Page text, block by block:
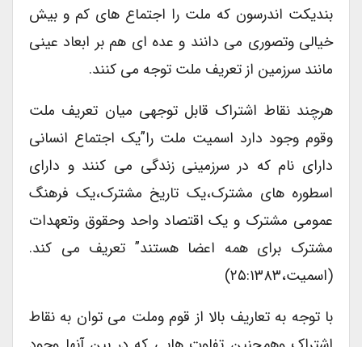
بندیکت اندرسون که ملت را اجتماع های کم و بیش
خیالی وتصوری می دانند و عده ای هم بر ابعاد عینی
مانند سرزمین از تعریف ملت توجه می کنند.
هرچند نقاط اشتراک قابل توجهی میان تعریف ملت
وقوم وجود دارد اسمیت ملت را”یک اجتماع انسانی
دارای نام که در سرزمینی زندگی می کنند و دارای
اسطوره های مشترک،یک تاریخ مشترک،یک فرهنگ
عمومی مشترک و یک اقتصاد واحد وحقوق وتعهدات
مشترک برای همه اعضا هستند” تعریف می کند.
(اسمیت،۲۵:۱۳۸۳)
با توجه به تعاریف بالا از قوم وملت می توان به نقاط